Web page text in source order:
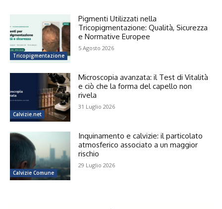
Tricopigmentazione
Pigmenti Utilizzati nella
Tricopigmentazione: Qualità, Sicurezza
e Normative Europee
5 Agosto 2026
Calvizie.net
Microscopia avanzata: il Test di Vitalità
e ciò che la forma del capello non
rivela
31 Luglio 2026
Calvizie Comune
Inquinamento e calvizie: il particolato
atmosferico associato a un maggior
rischio
29 Luglio 2026